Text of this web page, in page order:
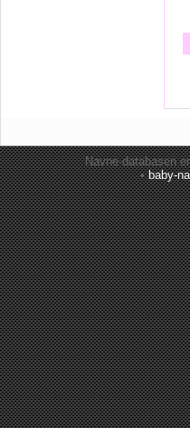
Navne-databasen
•baby-